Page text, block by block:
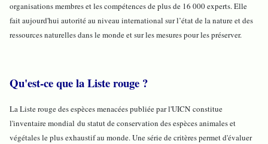
organisations membres et les compétences de plus de 16 000 experts. Elle
fait aujourd'hui autorité au niveau international sur l’état de la nature et des
ressources naturelles dans le monde et sur les mesures pour les préserver.
Qu'est-ce que la Liste rouge ?
La Liste rouge des espèces menacées publiée par l'UICN constitue
l'inventaire mondial du statut de conservation des espèces animales et
végétales le plus exhaustif au monde. Une série de critères permet d'évaluer